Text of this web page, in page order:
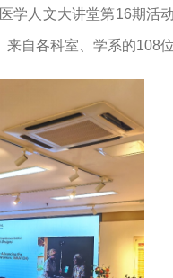
学人文大讲堂第16期活
自各科室、学系的108位